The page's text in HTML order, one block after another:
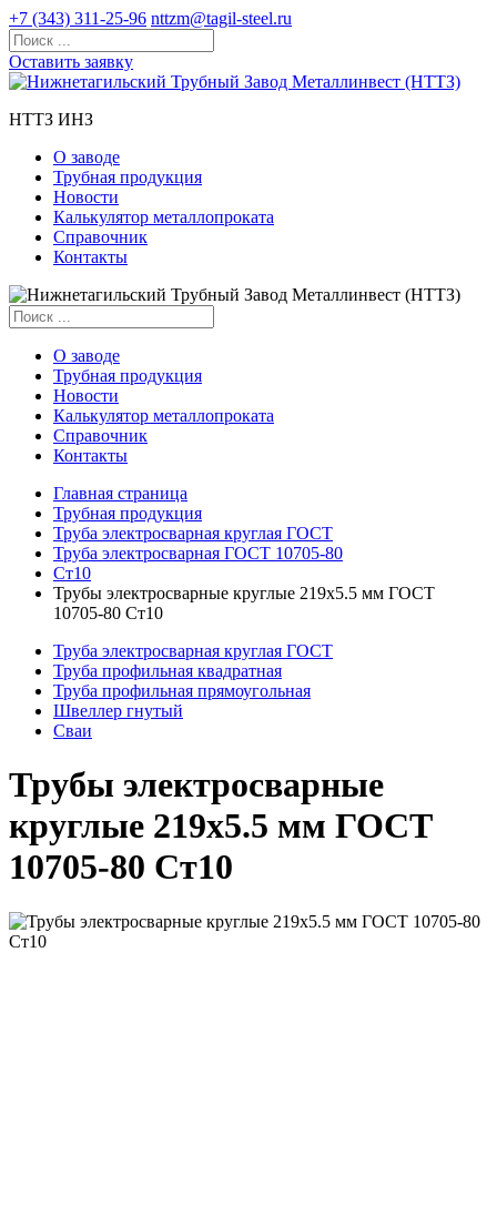
+7 (343) 311-25-96 nttzm@tagil-steel.ru
Оставить заявку
НТТЗ ИНЗ
О заводе
Трубная продукция
Новости
Калькулятор металлопроката
Справочник
Контакты
О заводе
Трубная продукция
Новости
Калькулятор металлопроката
Справочник
Контакты
Главная страница
Трубная продукция
Труба электросварная круглая ГОСТ
Труба электросварная ГОСТ 10705-80
Ст10
Трубы электросварные круглые 219x5.5 мм ГОСТ
10705-80 Ст10
Труба электросварная круглая ГОСТ
Труба профильная квадратная
Труба профильная прямоугольная
Швеллер гнутый
Сваи
Трубы электросварные
круглые 219x5.5 мм ГОСТ
10705-80 Ст10